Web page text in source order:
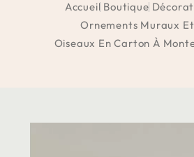
Accueil Boutique
Ornements Muraux
Oiseaux En Carton À